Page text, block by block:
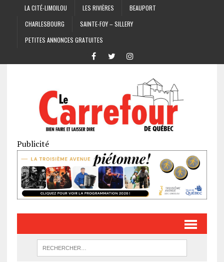
LA CITÉ-LIMOILOU LES RIVIÈRES
BEAUPORT
CHARLESBOURG
SAINTE-FOY – SILLERY
PETITES ANNONCES GRATUITES
Publicité